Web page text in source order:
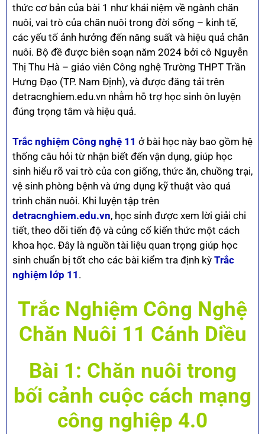
thức cơ bản của bài 1 như khái niệm về ngành chăn
nuôi, vai trò của chăn nuôi trong đời sống – kinh tế,
các yếu tố ảnh hưởng đến năng suất và hiệu quả chăn
nuôi. Bộ đề được biên soạn năm 2024 bởi cô Nguyễn
Thị Thu Hà – giáo viên Công nghệ Trường THPT Trần
Hưng Đạo (TP. Nam Định), và được đăng tải trên
detracnghiem.edu.vn nhằm hỗ trợ học sinh ôn luyện
đúng trọng tâm và hiệu quả.
Trắc nghiệm Công nghệ 11 ở bài học này bao gồm hệ
thống câu hỏi từ nhận biết đến vận dụng, giúp học
sinh hiểu rõ vai trò của con giống, thức ăn, chuồng trại,
vệ sinh phòng bệnh và ứng dụng kỹ thuật vào quá
trình chăn nuôi. Khi luyện tập trên
detracnghiem.edu.vn, học sinh được xem lời giải chi
tiết, theo dõi tiến độ và củng cố kiến thức một cách
khoa học. Đây là nguồn tài liệu quan trọng giúp học
sinh chuẩn bị tốt cho các bài kiểm tra định kỳ Trắc
nghiệm lớp 11 .
Trắc Nghiệm Công Nghệ
Chăn Nuôi 11 Cánh Diều
Bài 1: Chăn nuôi trong
bối cảnh cuộc cách mạng
công nghiệp 4.0